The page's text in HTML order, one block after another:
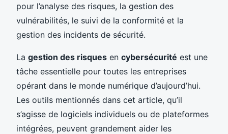
pour l’analyse des risques, la gestion des
vulnérabilités, le suivi de la conformité et la
gestion des incidents de sécurité.
La gestion des risques en cybersécurité est une
tâche essentielle pour toutes les entreprises
opérant dans le monde numérique d’aujourd’hui.
Les outils mentionnés dans cet article, qu’il
s’agisse de logiciels individuels ou de plateformes
intégrées, peuvent grandement aider les